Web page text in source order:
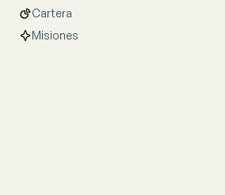
Cartera
Misiones